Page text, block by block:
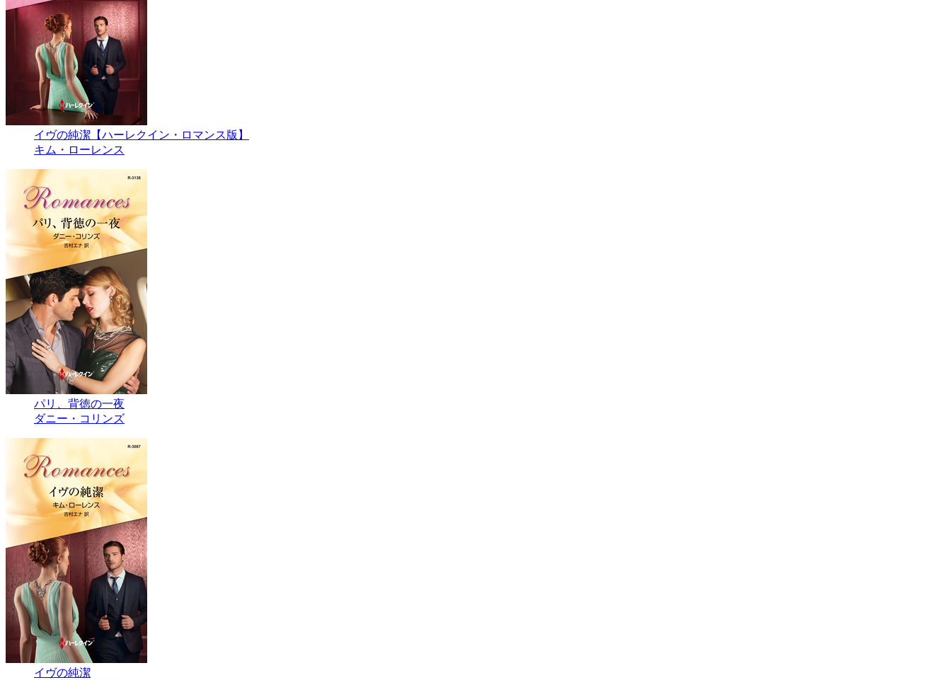
イヴの純潔【ハーレクイン・ロマンス版】
キム・ローレンス
パリ、背徳の一夜
ダニー・コリンズ
イヴの純潔